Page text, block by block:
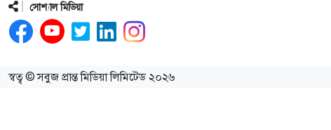
সোশ্যাল মিডিয়া
স্বত্ব © সবুজ প্রান্ত মিডিয়া লিমিটেড ২০২৬